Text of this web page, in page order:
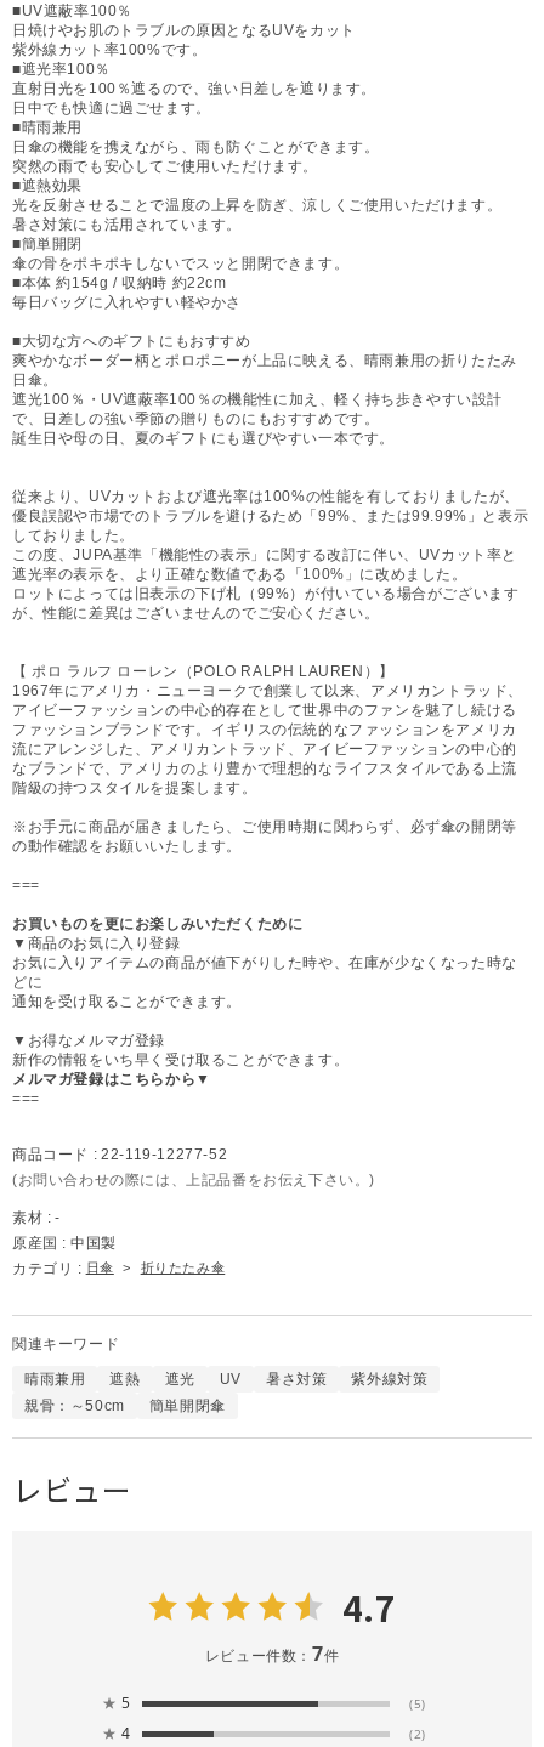
■UV遮蔽率100％
日焼けやお肌のトラブルの原因となるUVをカット
紫外線カット率100%です。
■遮光率100％
直射日光を100％遮るので、強い日差しを遮ります。
日中でも快適に過ごせます。
■晴雨兼用
日傘の機能を携えながら、雨も防ぐことができます。
突然の雨でも安心してご使用いただけます。
■遮熱効果
光を反射させることで温度の上昇を防ぎ、涼しくご使用いただけます。
暑さ対策にも活用されています。
■簡単開閉
傘の骨をポキポキしないでスッと開閉できます。
■本体 約154g / 収納時 約22cm
毎日バッグに入れやすい軽やかさ
■大切な方へのギフトにもおすすめ
爽やかなボーダー柄とポロポニーが上品に映える、晴雨兼用の折りたたみ
日傘。
遮光100％・UV遮蔽率100％の機能性に加え、軽く持ち歩きやすい設計
で、日差しの強い季節の贈りものにもおすすめです。
誕生日や母の日、夏のギフトにも選びやすい一本です。
従来より、UVカットおよび遮光率は100%の性能を有しておりましたが、
優良誤認や市場でのトラブルを避けるため「99%、または99.99%」と表示
しておりました。
この度、JUPA基準「機能性の表示」に関する改訂に伴い、UVカット率と
遮光率の表示を、より正確な数値である「100%」に改めました。
ロットによっては旧表示の下げ札（99%）が付いている場合がございます
が、性能に差異はございませんのでご安心ください。
【 ポロ ラルフ ローレン（POLO RALPH LAUREN）】
1967年にアメリカ・ニューヨークで創業して以来、アメリカントラッド、
アイビーファッションの中心的存在として世界中のファンを魅了し続ける
ファッションブランドです。イギリスの伝統的なファッションをアメリカ
流にアレンジした、アメリカントラッド、アイビーファッションの中心的
なブランドで、アメリカのより豊かで理想的なライフスタイルである上流
階級の持つスタイルを提案します。
※お手元に商品が届きましたら、ご使用時期に関わらず、必ず傘の開閉等
の動作確認をお願いいたします。
===
お買いものを更にお楽しみいただくために
▼商品のお気に入り登録
お気に入りアイテムの商品が値下がりした時や、在庫が少なくなった時な
どに
通知を受け取ることができます。
▼お得なメルマガ登録
新作の情報をいち早く受け取ることができます。
メルマガ登録はこちらから▼
===
商品コード : 22-119-12277-52
(お問い合わせの際には、上記品番をお伝え下さい。)
素材 : -
原産国 : 中国製
カテゴリ : 日傘 > 折りたたみ傘
関連キーワード
晴雨兼用 遮熱 遮光 UV 暑さ対策
紫外線対策
親骨：～50cm
簡単開閉傘
レビュー
4.7
レビュー件数： 7件
★ 5 (5)
★ 4 (2)